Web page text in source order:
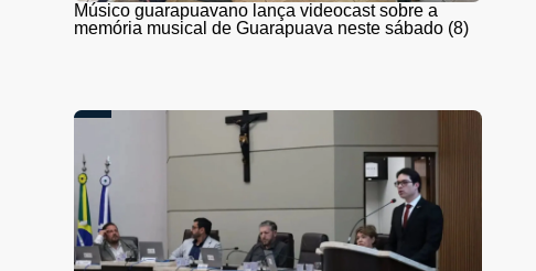
Músico guarapuavano lança videocast sobre a
memória musical de Guarapuava neste sábado (8)